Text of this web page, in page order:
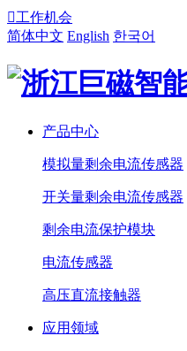
工作机会
简体中文 English 한국어
产品中心
模拟量剩余电流传感器
开关量剩余电流传感器
剩余电流保护模块
电流传感器
高压直流接触器
应用领域